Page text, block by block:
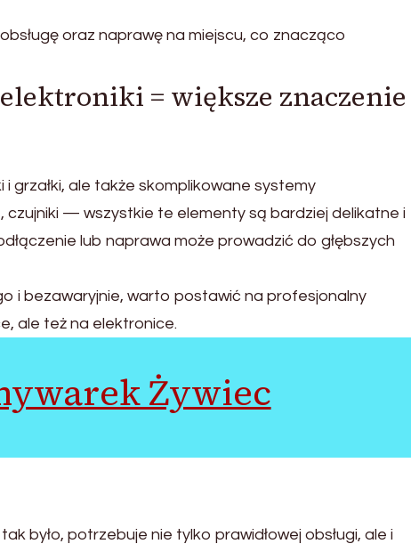
oraz naprawę na miejscu, co znacząco
elektroniki = większe znaczenie
grzałki, ale także skomplikowane systemy
— wszystkie te elementy są bardziej delikatne i
lub naprawa może prowadzić do głębszych
i bezawaryjnie, warto postawić na profesjonalny
ale też na elektronice.
Żywiec
było, potrzebuje nie tylko prawidłowej obsługi, ale i